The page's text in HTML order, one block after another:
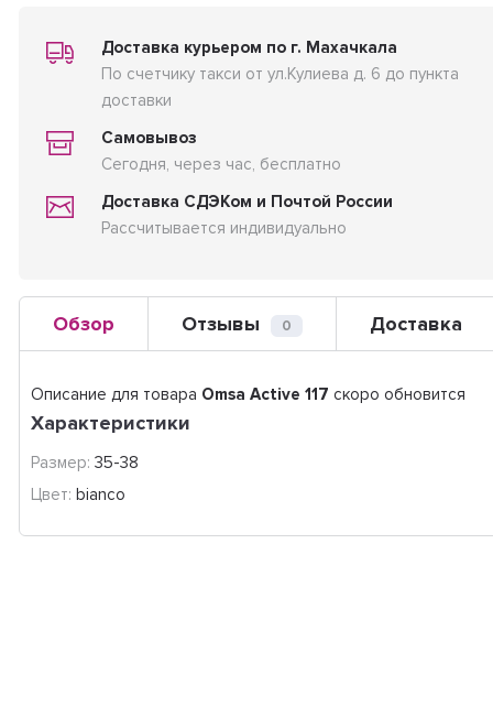
Доставка курьером по г. Махачкала
По счетчику такси от ул.Кулиева д. 6 до пункта
доставки
Самовывоз
Сегодня, через час, бесплатно
Доставка СДЭКом и Почтой России
Рассчитывается индивидуально
Обзор Отзывы 0 Доставка
Описание для товара Omsa Active 117 скоро обновится
Характеристики
Размер: 35-38
Цвет: bianco